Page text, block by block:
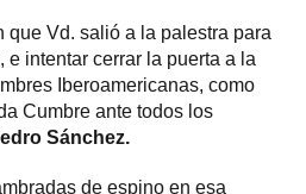
Vd. salió a la palestra para
intentar cerrar la puerta a la
Iberoamericanas, como
Cumbre ante todos los
Sánchez.
de espino en esa